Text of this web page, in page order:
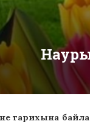
тарихына